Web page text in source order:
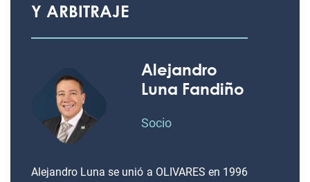
Y ARBITRAJE
Alejandro
Luna Fandiño
Socio
Alejandro Luna se unió a OLIVARES en 1996